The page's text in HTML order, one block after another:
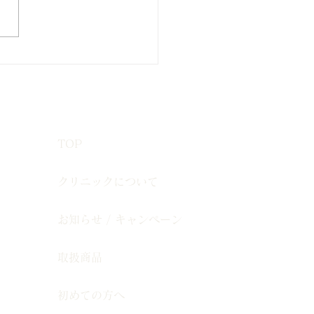
TOP
クリニックについて
お知らせ / キャンペーン
取扱商品
初めての方へ